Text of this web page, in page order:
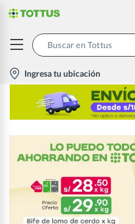
location-
icon
Ingresa tu ubicación